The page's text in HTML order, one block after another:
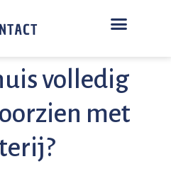
volledig
met